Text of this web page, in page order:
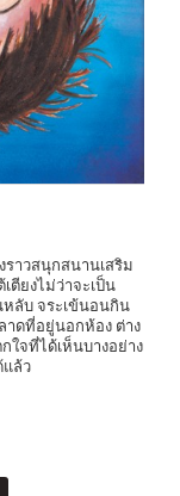
าวสนุกสนานเสริม
ตียงไม่ว่าจะเป็น
หลับ จระเข้นอนกิน
าดที่อยู่นอกห้อง ต่าง
จที่ได้เห็นบางอย่าง
ล้ว